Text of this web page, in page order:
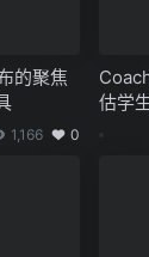
的聚焦
1,166 0
估学